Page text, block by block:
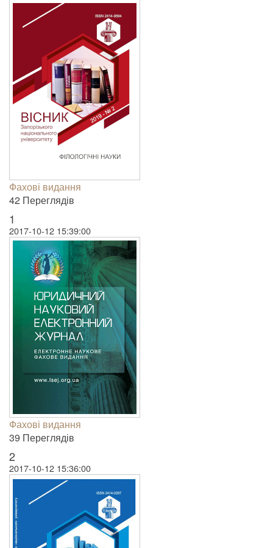
Фахові видання
42 Пере­гля­дів
1
2017-10-12 15:39:00
Фахові видання
39 Пере­гля­дів
2
2017-10-12 15:36:00